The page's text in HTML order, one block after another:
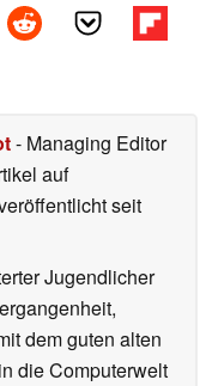
- Managing Editor
auf
seit
Jugendlicher
dem guten alten
die Computerwelt